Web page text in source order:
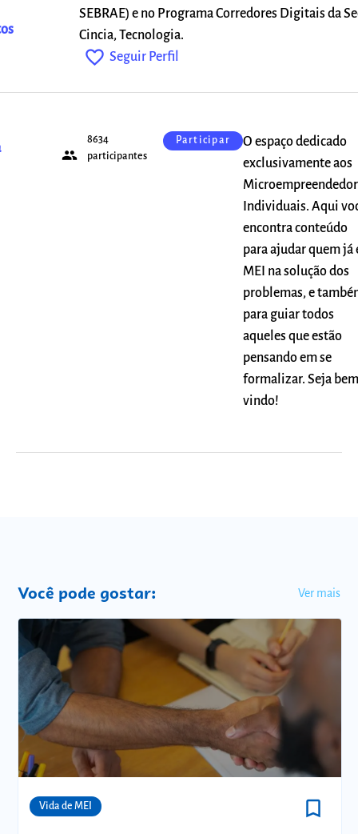
SEBRAE) e no Programa Corredores Digitais da
Cincia, Tecnologia.
favorite_outline Seguir Perfil
people
8634
participantes
Participar
O espaço dedicado
exclusivamente aos
Individuais. Aqui
encontra conteúdo
para ajudar quem já
MEI na solução dos
problemas, e
para guiar todos
aqueles que estão
pensando em se
formalizar. Seja bem
vindo!
Você pode gostar: Ver mais
Vida de MEI bookmark_border